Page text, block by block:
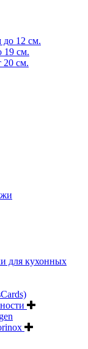
до 12 см.
19 см.
20 см.
для кухонных